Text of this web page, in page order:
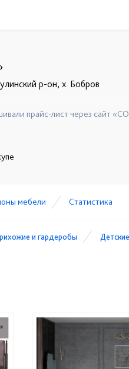
р-он, х. Бобров
прайс-лист через сайт
мебели Статистика
и гардеробы